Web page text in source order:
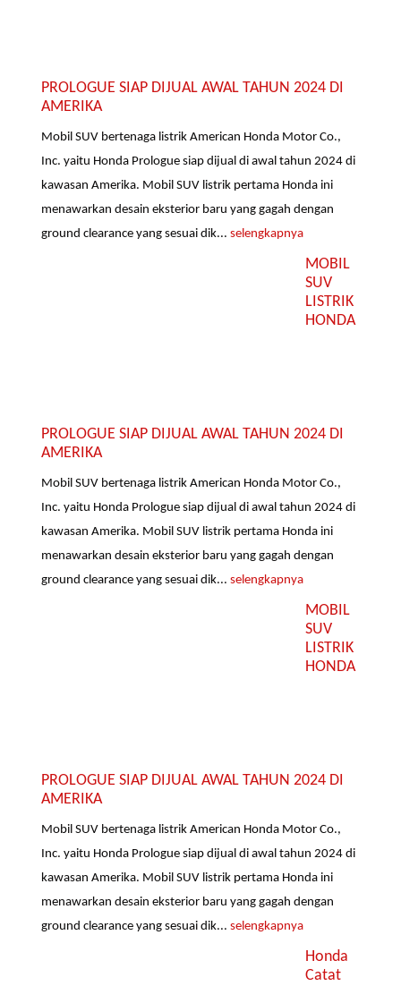
PROLOGUE SIAP DIJUAL AWAL TAHUN 2024 DI
AMERIKA
Mobil SUV bertenaga listrik American Honda Motor Co.,
Inc. yaitu Honda Prologue siap dijual di awal tahun 2024 di
kawasan Amerika. Mobil SUV listrik pertama Honda ini
menawarkan desain eksterior baru yang gagah dengan
ground clearance yang sesuai dik...selengkapnya
MOBIL
SUV
LISTRIK
HONDA
PROLOGUE SIAP DIJUAL AWAL TAHUN 2024 DI
AMERIKA
Mobil SUV bertenaga listrik American Honda Motor Co.,
Inc. yaitu Honda Prologue siap dijual di awal tahun 2024 di
kawasan Amerika. Mobil SUV listrik pertama Honda ini
menawarkan desain eksterior baru yang gagah dengan
ground clearance yang sesuai dik...selengkapnya
MOBIL
SUV
LISTRIK
HONDA
PROLOGUE SIAP DIJUAL AWAL TAHUN 2024 DI
AMERIKA
Mobil SUV bertenaga listrik American Honda Motor Co.,
Inc. yaitu Honda Prologue siap dijual di awal tahun 2024 di
kawasan Amerika. Mobil SUV listrik pertama Honda ini
menawarkan desain eksterior baru yang gagah dengan
ground clearance yang sesuai dik...selengkapnya
Honda
Catat